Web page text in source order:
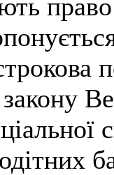
право